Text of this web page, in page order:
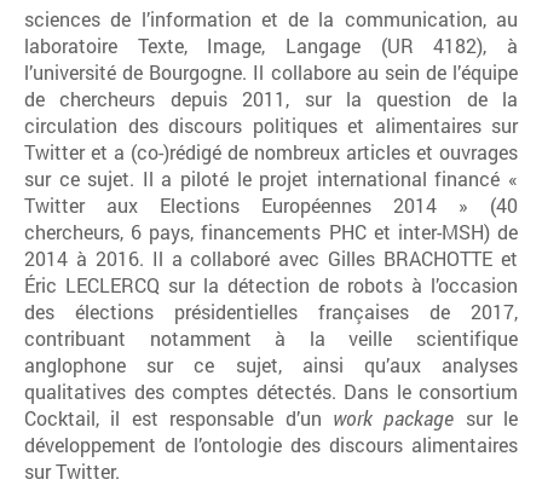
sciences de l’information et de la communication, au
laboratoire Texte, Image, Langage (UR 4182), à
l’université de Bourgogne. Il collabore au sein de l’équipe
de chercheurs depuis 2011, sur la question de la
circulation des discours politiques et alimentaires sur
Twitter et a (co-)rédigé de nombreux articles et ouvrages
sur ce sujet. Il a piloté le projet international financé «
Twitter aux Elections Européennes 2014 » (40
chercheurs, 6 pays, financements PHC et inter-MSH) de
2014 à 2016. Il a collaboré avec Gilles BRACHOTTE et
Éric LECLERCQ sur la détection de robots à l’occasion
des élections présidentielles françaises de 2017,
contribuant notamment à la veille scientifique
anglophone sur ce sujet, ainsi qu’aux analyses
qualitatives des comptes détectés. Dans le consortium
Cocktail, il est responsable d’un work package sur le
développement de l’ontologie des discours alimentaires
sur Twitter.